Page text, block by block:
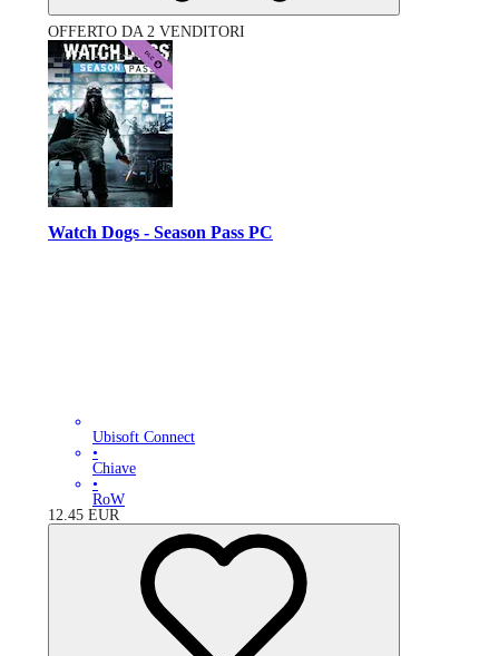
OFFERTO DA 2 VENDITORI
Watch Dogs - Season Pass PC
Ubisoft Connect
•
Chiave
•
RoW
12.45 EUR